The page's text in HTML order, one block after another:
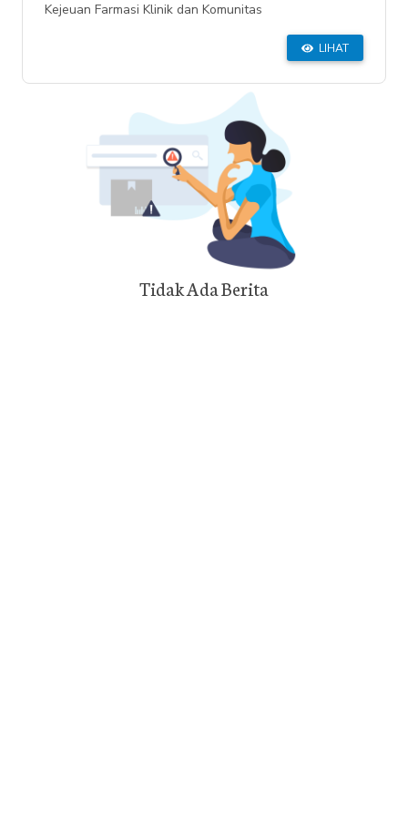
Kejeuan Farmasi Klinik dan Komunitas
LIHAT
Tidak Ada Berita